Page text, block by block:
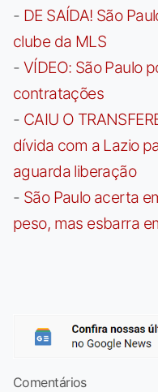
- DE SAÍDA! São
clube da MLS
- VÍDEO: São Paulo
contratações
- CAIU O
dívida com a Lazio
aguarda liberação
- São Paulo acerta
peso, mas esbarra
Comentários